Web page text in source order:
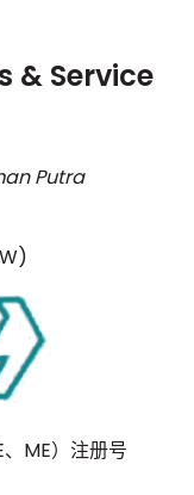
& Service
Putra
ME） 注册号